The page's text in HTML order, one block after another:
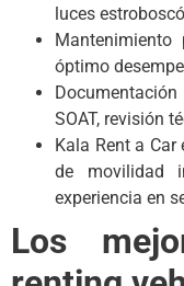
luces
Mantenimiento
óptimo
SOAT, revisión
Kala Rent a
de movilidad
experiencia en
Los